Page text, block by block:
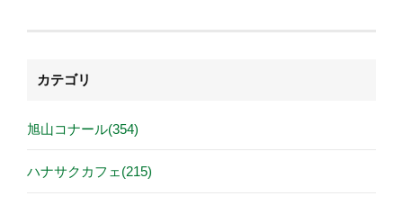
カテゴリ
旭山コナール(354)
ハナサクカフェ(215)